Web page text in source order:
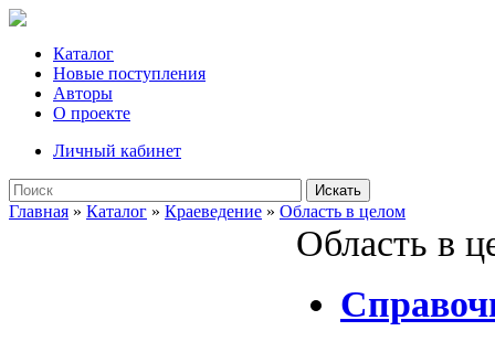
Каталог
Новые поступления
Авторы
О проекте
Личный кабинет
Искать
Главная » Каталог » Краеведение » Область в целом
Область в